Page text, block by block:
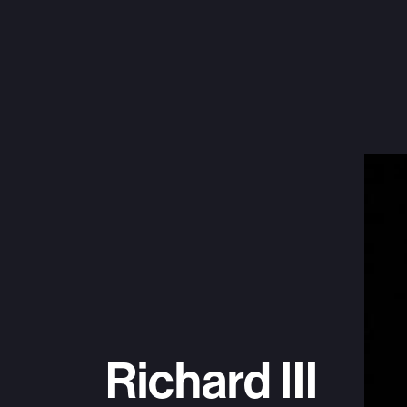
Richard III